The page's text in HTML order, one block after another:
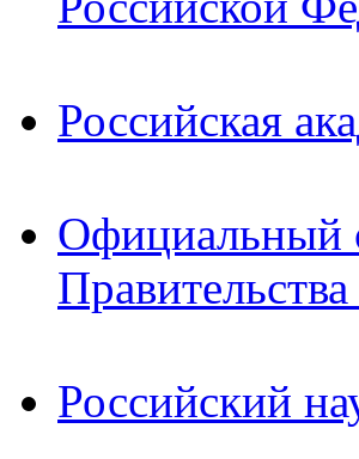
Российская
Официальный
Российский